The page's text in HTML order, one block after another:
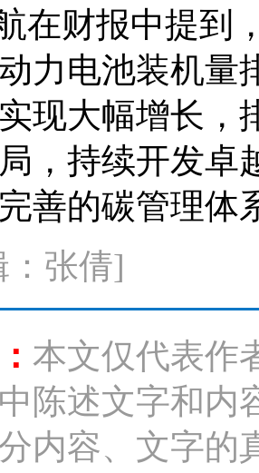
在财报中提到
力电池装机量
现大幅增长，
，持续开发卓
善的碳管理体
：张倩]
本文仅代表作
陈述文字和内
内容、文字的